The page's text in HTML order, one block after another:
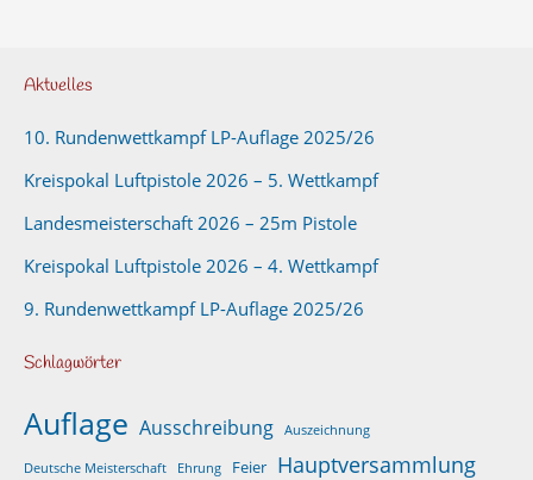
Aktuelles
10. Rundenwettkampf LP-Auflage 2025/26
Kreispokal Luftpistole 2026 – 5. Wettkampf
Landesmeisterschaft 2026 – 25m Pistole
Kreispokal Luftpistole 2026 – 4. Wettkampf
9. Rundenwettkampf LP-Auflage 2025/26
Schlagwörter
Auflage Ausschreibung Auszeichnung
Deutsche Meisterschaft Ehrung Feier Hauptversammlung